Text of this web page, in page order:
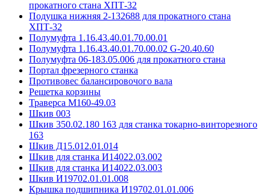
прокатного стана ХПТ-32
Подушка нижняя 2-132688 для прокатного стана
ХПТ-32
Полумуфта 1.16.43.40.01.70.00.01
Полумуфта 1.16.43.40.01.70.00.02 G-20.40.60
Полумуфта 06-183.05.006 для прокатного стана
Портал фрезерного станка
Противовес балансировочого вала
Решетка корзины
Траверса М160-49.03
Шкив 003
Шкив 350.02.180 163 для станка токарно-винторезного
163
Шкив Д15.012.01.014
Шкив для станка И14022.03.002
Шкив для станка И14022.03.003
Шкив И19702.01.01.008
Крышка подшипника И19702.01.01.006